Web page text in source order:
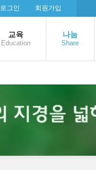
로그인 회원가입
교육
Education
나눔
Share